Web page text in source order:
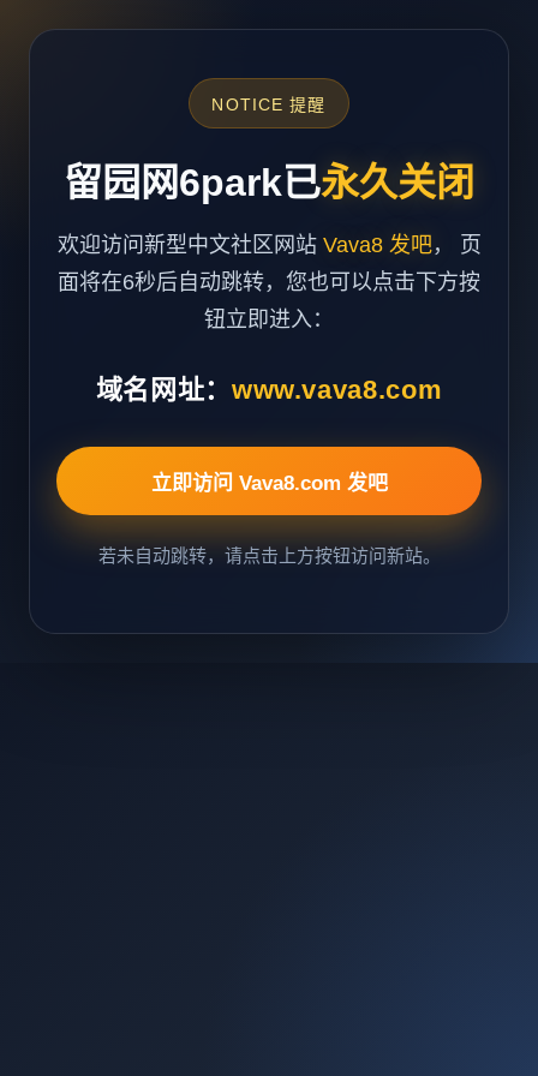
NOTICE 提醒
留园网6park已永久关闭
欢迎访问新型中文社区网站 Vava8 发吧， 页
面将在6秒后自动跳转，您也可以点击下方按
钮立即进入：
域名网址： www.vava8.com
立即访问 Vava8.com 发吧
若未自动跳转，请点击上方按钮访问新站。